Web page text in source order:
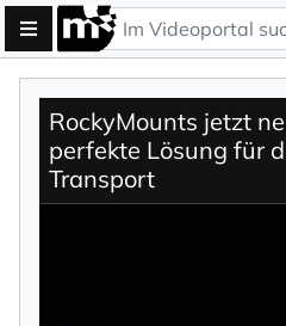
RockyMounts jetzt
perfekte Lösung für
Transport